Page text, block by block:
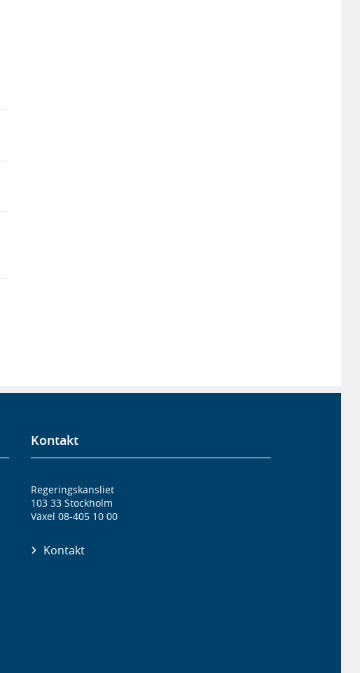
Kontakt
Regeringskansliet
103 33 Stockholm
Växel 08-405 10 00
Kontakt